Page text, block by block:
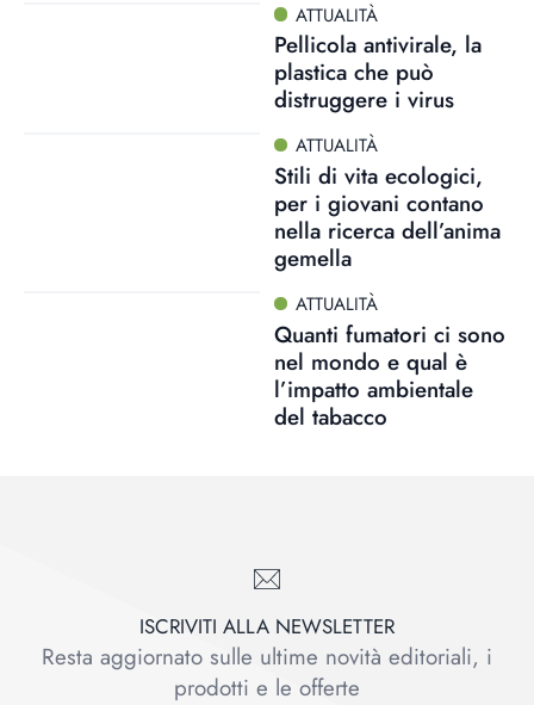
ATTUALITÀ
Pellicola antivirale, la
plastica che può
distruggere i virus
ATTUALITÀ
Stili di vita ecologici,
per i giovani contano
nella ricerca dell’anima
gemella
ATTUALITÀ
Quanti fumatori ci sono
nel mondo e qual è
l’impatto ambientale
del tabacco
ISCRIVITI ALLA NEWSLETTER
Resta aggiornato sulle ultime novità editoriali, i
prodotti e le offerte